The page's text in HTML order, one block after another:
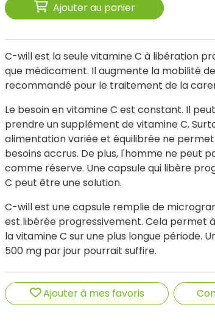
Ajouter au panier
C-will est la seule vitamine C à libération
que médicament. Il augmente la mobilité
recommandé pour le traitement de la
Le besoin en vitamine C est constant. Il
prendre un supplément de vitamine C.
alimentation variée et équilibrée ne
besoins accrus. De plus, l'homme ne peut
comme réserve. Une capsule qui libère
C peut être une solution.
C-will est une capsule remplie de
est libérée progressivement. Cela permet
la vitamine C sur une plus longue période.
500 mg par jour pourrait suffire.
Ajouter à mes favoris